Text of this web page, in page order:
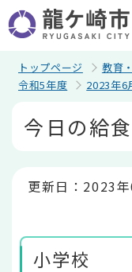
の
ペ
トップページ 教育
令和5年度
2023年6
今日の給
更新日：2023
小学校